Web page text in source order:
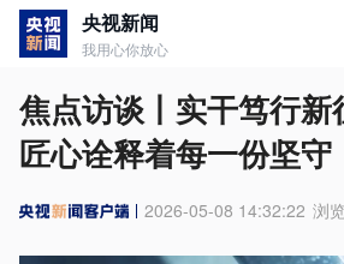
央视新闻
我用心你放心
焦点访谈丨实干笃行新
匠心诠释着每一份坚守
2026-05-08 14:32:22 浏